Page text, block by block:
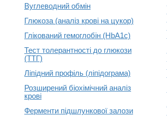
Вуглеводний обмін
Глюкоза (аналіз крові на цукор)
Глікований гемоглобін (HbA1c)
Тест толерантності до глюкози
(ТТГ)
Ліпідний профіль (ліпідограма)
Розширений біохімічний аналіз
крові
Ферменти підшлункової залози